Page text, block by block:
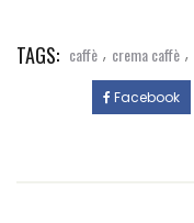
TAGS: caffè , crema caffè ,
Facebook